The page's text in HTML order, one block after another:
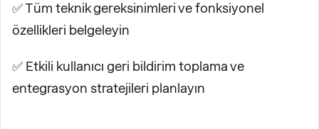
✅ Tüm teknik gereksinimleri ve fonksiyonel
özellikleri belgeleyin
✅ Etkili kullanıcı geri bildirim toplama ve
entegrasyon stratejileri planlayın